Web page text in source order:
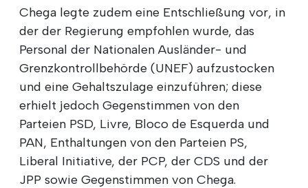
Chega legte zudem eine Entschließung vor, in
der der Regierung empfohlen wurde, das
Personal der Nationalen Ausländer- und
Grenzkontrollbehörde (UNEF) aufzustocken
und eine Gehaltszulage einzuführen; diese
erhielt jedoch Gegenstimmen von den
Parteien PSD, Livre, Bloco de Esquerda und
PAN, Enthaltungen von den Parteien PS,
Liberal Initiative, der PCP, der CDS und der
JPP sowie Gegenstimmen von Chega.